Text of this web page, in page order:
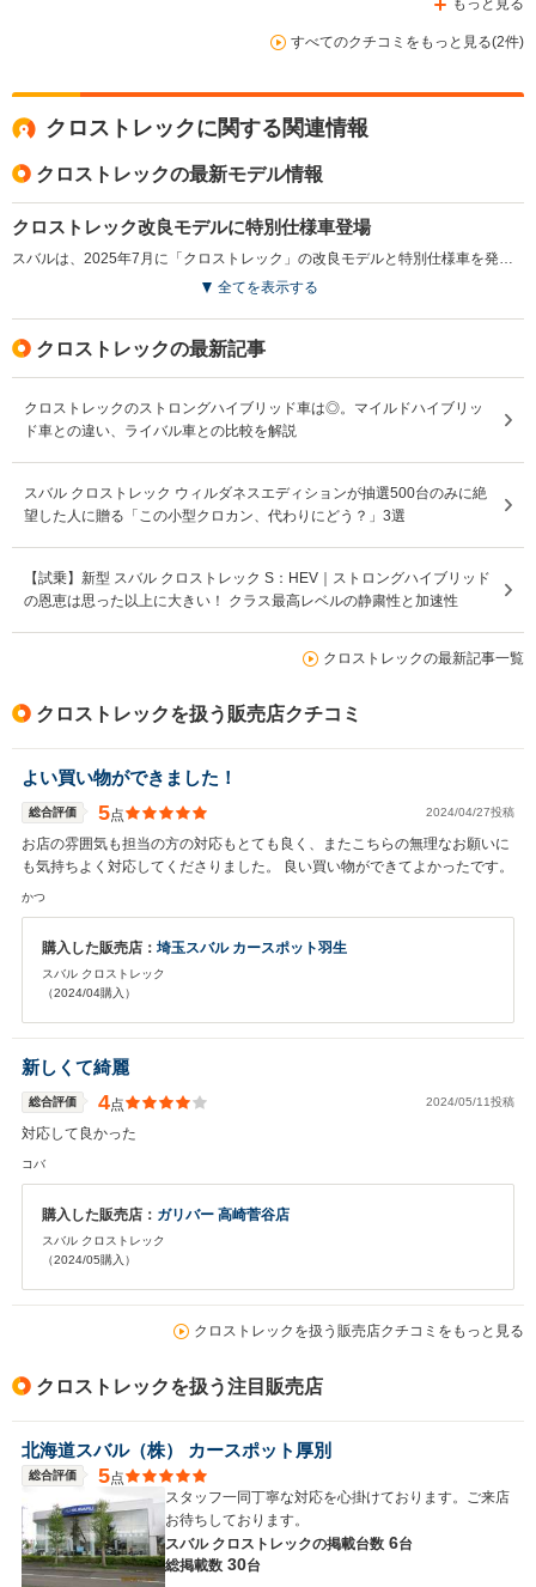
もっと見る
すべてのクチコミをもっと見る(2件)
クロストレックに関する関連情報
クロストレックの最新モデル情報
クロストレック改良モデルに特別仕様車登場
全てを表示する
クロストレックの最新記事
クロストレックのストロングハイブリッド車は◎。マイルドハイブリッ
ド車との違い、ライバル車との比較を解説
スバル クロストレック ウィルダネスエディションが抽選500台のみに絶
望した人に贈る「この小型クロカン、代わりにどう？」3選
【試乗】新型 スバル クロストレック S：HEV｜ストロングハイブリッド
の恩恵は思った以上に大きい！ クラス最高レベルの静粛性と加速性
クロストレックの最新記事一覧
クロストレックを扱う販売店クチコミ
よい買い物ができました！
総合評価 5点 2024/04/27投稿
お店の雰囲気も担当の方の対応もとても良く、またこちらの無理なお願いに
も気持ちよく対応してくださりました。 良い買い物ができてよかったです。
かつ
購入した販売店： 埼玉スバル カースポット羽生
スバル クロストレック
（2024/04購入）
新しくて綺麗
総合評価 4点 2024/05/11投稿
対応して良かった
コバ
購入した販売店： ガリバー 高崎菅谷店
スバル クロストレック
（2024/05購入）
クロストレックを扱う販売店クチコミをもっと見る
クロストレックを扱う注目販売店
北海道スバル（株） カースポット厚別
総合評価 5点
スタッフ一同丁寧な対応を心掛けております。ご来店
お待ちしております。
スバル クロストレックの掲載台数 6台
総掲載数 30台